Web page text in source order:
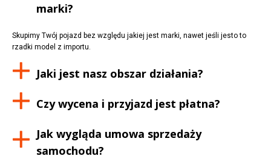
marki?
Skupimy Twój pojazd bez względu jakiej jest marki, nawet jeśli jesto to
rzadki model z importu.
Jaki jest nasz obszar działania?
Czy wycena i przyjazd jest płatna?
Jak wygląda umowa sprzedaży
samochodu?